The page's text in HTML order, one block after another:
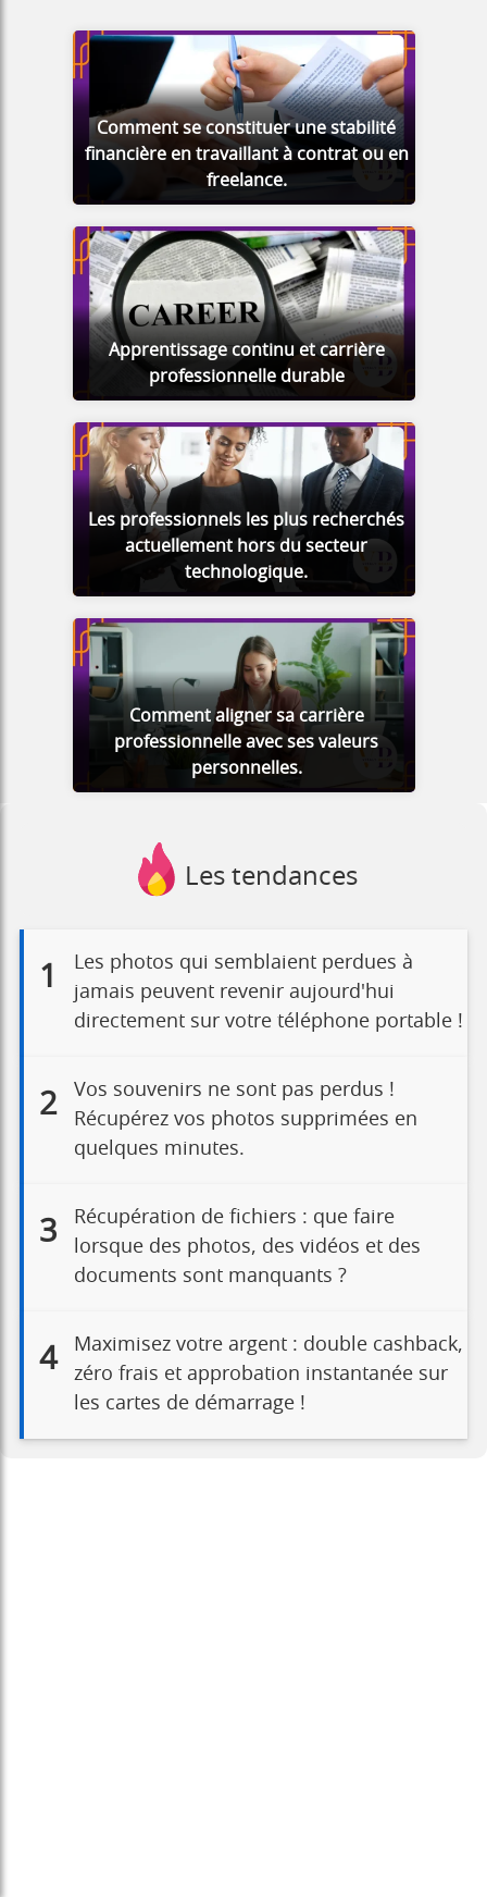
Comment se constituer une stabilité
financière en travaillant à contrat ou en
freelance.
Apprentissage continu et carrière
professionnelle durable
Les professionnels les plus recherchés
actuellement hors du secteur
technologique.
Comment aligner sa carrière
professionnelle avec ses valeurs
personnelles.
Les tendances
1
Les photos qui semblaient perdues à
jamais peuvent revenir aujourd'hui
directement sur votre téléphone portable !
2
Vos souvenirs ne sont pas perdus !
Récupérez vos photos supprimées en
quelques minutes.
3
Récupération de fichiers : que faire
lorsque des photos, des vidéos et des
documents sont manquants ?
4
Maximisez votre argent : double cashback,
zéro frais et approbation instantanée sur
les cartes de démarrage !